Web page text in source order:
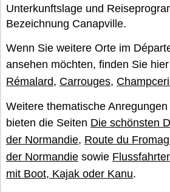
Unterkunftslage und
Bezeichnung Canapville.
Wenn Sie weitere Orte im
ansehen möchten, finden Sie hier
Rémalard, Carrouges,
Weitere thematische
bieten die Seiten Die schönsten
der Normandie, Route du
der Normandie sowie
mit Boot, Kajak oder Kanu.